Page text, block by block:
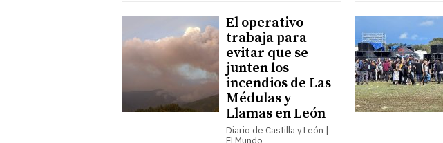
El operativo
trabaja para
evitar que se
junten los
incendios de Las
Médulas y
Llamas en León
Diario de Castilla y León |
El Mundo